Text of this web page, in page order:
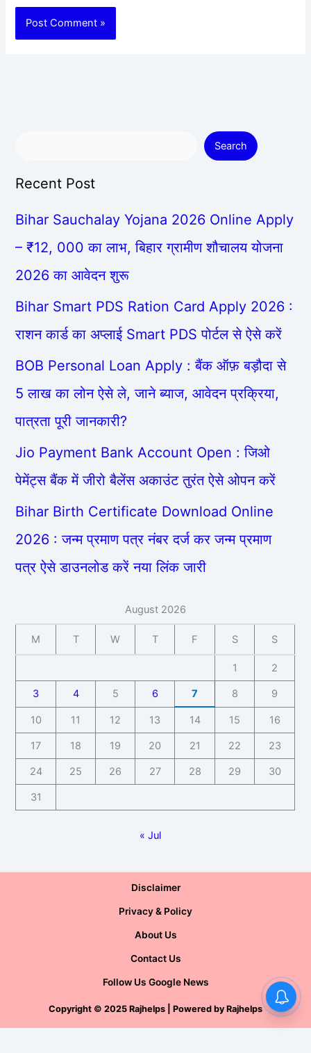
Search
Recent Post
Bihar Sauchalay Yojana 2026 Online Apply
– ₹12, 000 का लाभ, बिहार ग्रामीण शौचालय योजना
2026 का आवेदन शुरू
Bihar Smart PDS Ration Card Apply 2026 :
राशन कार्ड का अप्लाई Smart PDS पोर्टल से ऐसे करें
BOB Personal Loan Apply : बैंक ऑफ़ बड़ौदा से
5 लाख का लोन ऐसे ले, जाने ब्याज, आवेदन प्रक्रिया,
पात्रता पूरी जानकारी?
Jio Payment Bank Account Open : जिओ
पेमेंट्स बैंक में जीरो बैलेंस अकाउंट तुरंत ऐसे ओपन करें
Bihar Birth Certificate Download Online
2026 : जन्म प्रमाण पत्र नंबर दर्ज कर जन्म प्रमाण
पत्र ऐसे डाउनलोड करें नया लिंक जारी
August 2026
M T W T F S S
1 2
3 4 5 6 7 8 9
10 11 12 13 14 15 16
17 18 19 20 21 22 23
24 25 26 27 28 29 30
31
« Jul
Disclaimer
Privacy & Policy
About Us
Contact Us
Follow Us Google News
Copyright © 2025 Rajhelps | Powered by Rajhelps